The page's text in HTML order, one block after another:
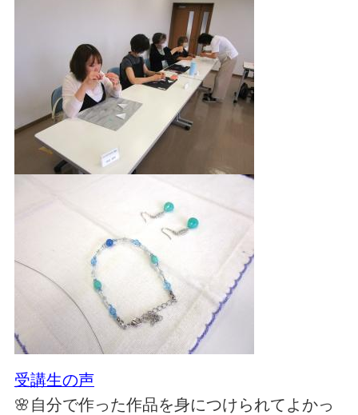
受講生の声
🌸自分で作った作品を身につけられてよかっ